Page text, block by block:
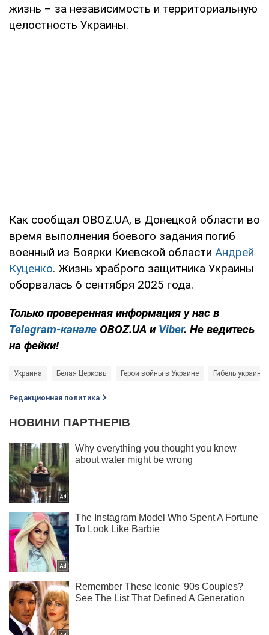
жизнь – за независимость и территориальную
целостность Украины.
Как сообщал OBOZ.UA, в Донецкой области во
время выполнения боевого задания погиб
военный из Боярки Киевской области Андрей
Куценко. Жизнь храброго защитника Украины
оборвалась 6 сентября 2025 года.
Только проверенная информация у нас в
Telegram-канале OBOZ.UA и Viber. Не ведитесь
на фейки!
Украина Белая Церковь Герои войны в Украине Гибель
Редакционная политика